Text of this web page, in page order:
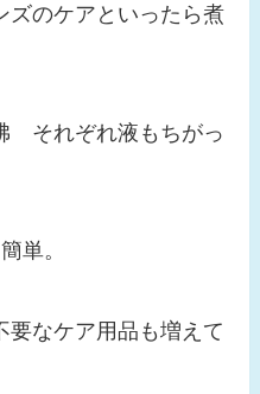
ズのケアといったら煮
それぞれ液もちがっ
単。
要なケア用品も増えて